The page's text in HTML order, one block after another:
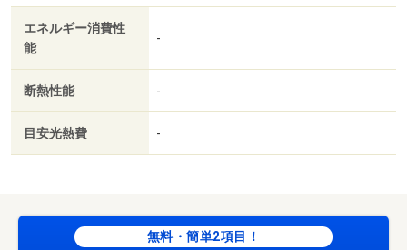
ーズに。・賃貸保証等：加入要（ハウスリーブ ハウスリ
ーブ株式会社 契約時保証委託料：２．２万／月額保証委
託料：賃料総額の２．２％又は５．５％ ※ペット可は
在・うどんちゃんと『ＬＩＮＥで簡単』お部屋探し まず
はＬＩＮＥで条件を入力するだけ。 お部屋探しを、もっ
と気軽に、もっとスムーズに。/クリーニング費用 60000
エネルギー消費性
能
-
断熱性能 -
目安光熱費 -
無料・簡単2項目！